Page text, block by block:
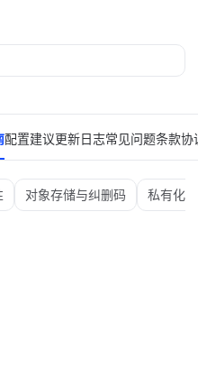
配置建议更新日志常见问题条款协
对象存储与纠删码 私有化